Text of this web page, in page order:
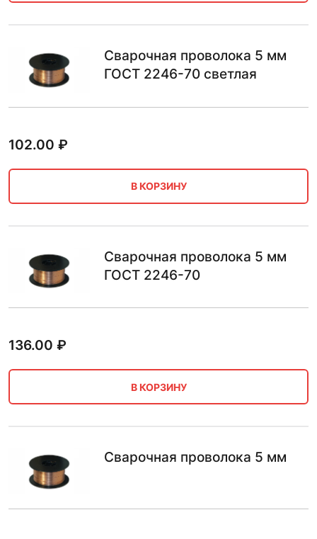
Сварочная проволока 5 мм
ГОСТ 2246-70 светлая
102.00 ₽
В КОРЗИНУ
Сварочная проволока 5 мм
ГОСТ 2246-70
136.00 ₽
В КОРЗИНУ
Сварочная проволока 5 мм